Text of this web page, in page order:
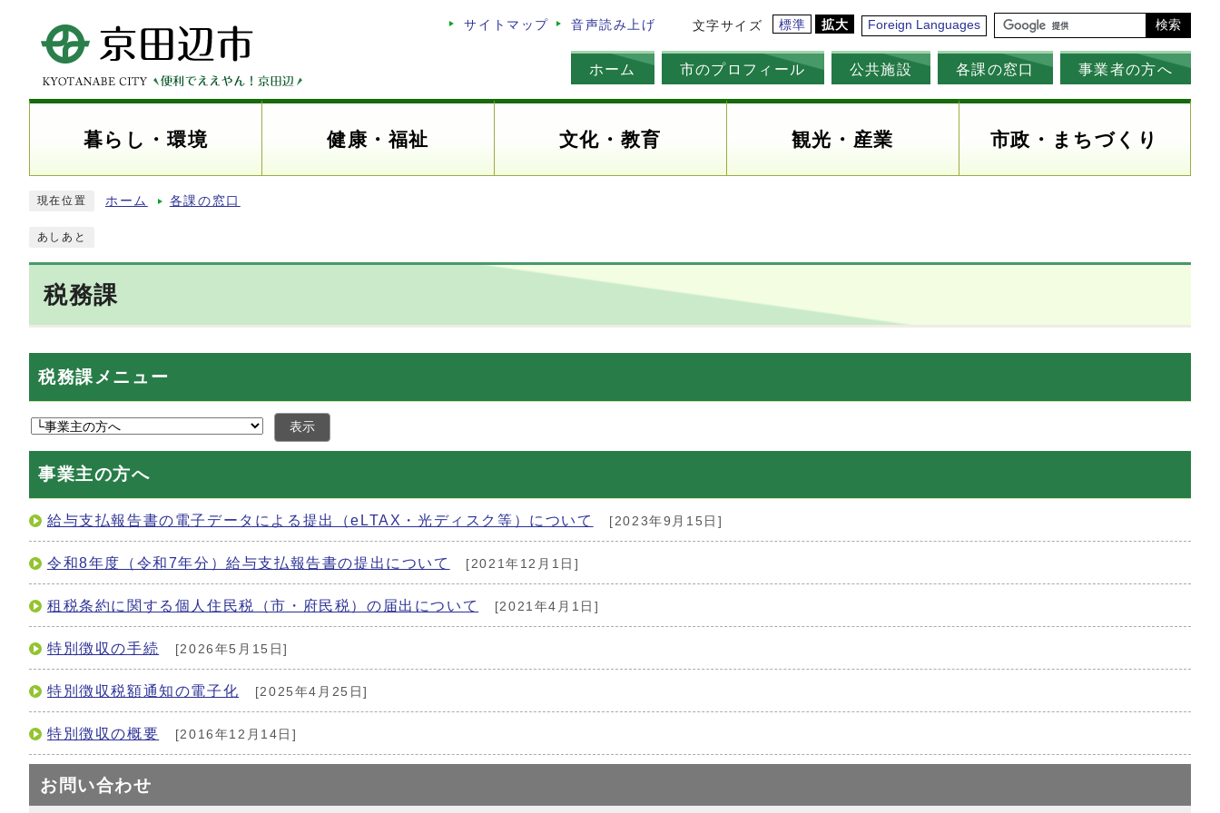
サイトマップ 音声読み上げ 文字サイズ 標準 拡大 Foreign Languages 検索
ホーム 市のプロフィール 公共施設 各課の窓口 事業者の方へ
暮らし・環境 健康・福祉 文化・教育 観光・産業 市政・まちづくり
現在位置 ホーム 各課の窓口
あしあと
税務課
税務課メニュー
表示
事業主の方へ
給与支払報告書の電子データによる提出（eLTAX・光ディスク等）について [2023年9月15日]
令和8年度（令和7年分）給与支払報告書の提出について [2021年12月1日]
租税条約に関する個人住民税（市・府民税）の届出について [2021年4月1日]
特別徴収の手続 [2026年5月15日]
特別徴収税額通知の電子化 [2025年4月25日]
特別徴収の概要 [2016年12月14日]
お問い合わせ